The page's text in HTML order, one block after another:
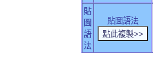
貼
圖
語
法
貼圖語法